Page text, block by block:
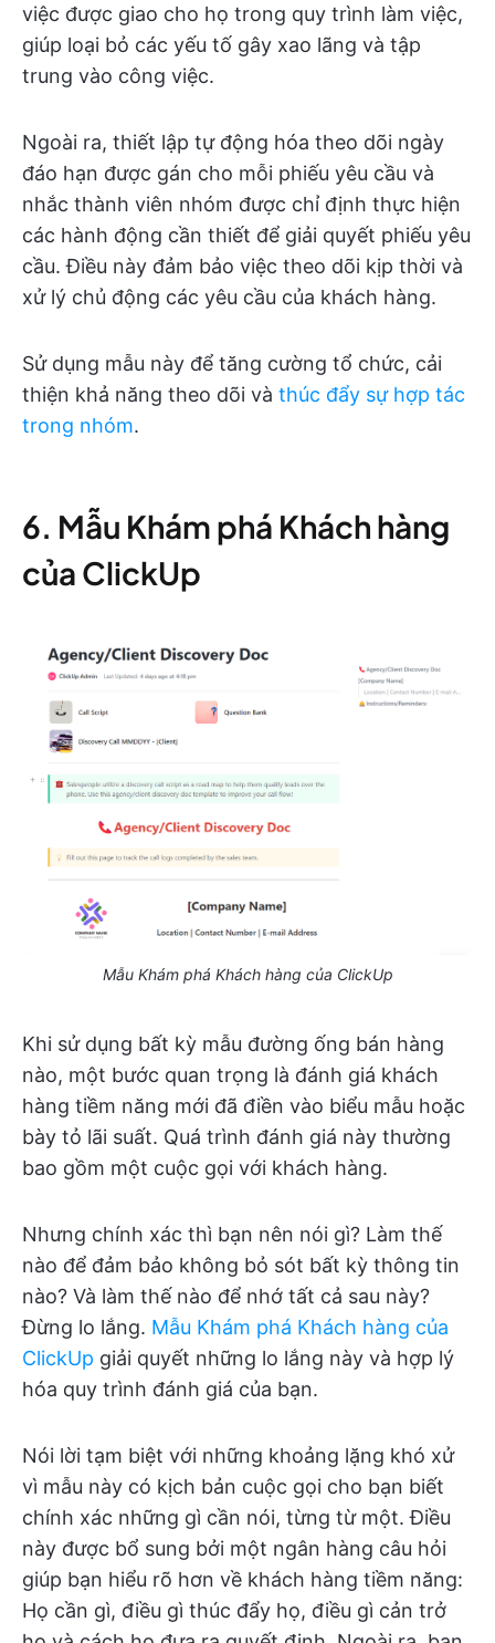
việc được giao cho họ trong quy trình làm việc,
giúp loại bỏ các yếu tố gây xao lãng và tập
trung vào công việc.
Ngoài ra, thiết lập tự động hóa theo dõi ngày
đáo hạn được gán cho mỗi phiếu yêu cầu và
nhắc thành viên nhóm được chỉ định thực hiện
các hành động cần thiết để giải quyết phiếu yêu
cầu. Điều này đảm bảo việc theo dõi kịp thời và
xử lý chủ động các yêu cầu của khách hàng.
Sử dụng mẫu này để tăng cường tổ chức, cải
thiện khả năng theo dõi và thúc đẩy sự hợp tác
trong nhóm.
6. Mẫu Khám phá Khách hàng
của ClickUp
Mẫu Khám phá Khách hàng của ClickUp
Khi sử dụng bất kỳ mẫu đường ống bán hàng
nào, một bước quan trọng là đánh giá khách
hàng tiềm năng mới đã điền vào biểu mẫu hoặc
bày tỏ lãi suất. Quá trình đánh giá này thường
bao gồm một cuộc gọi với khách hàng.
Nhưng chính xác thì bạn nên nói gì? Làm thế
nào để đảm bảo không bỏ sót bất kỳ thông tin
nào? Và làm thế nào để nhớ tất cả sau này?
Đừng lo lắng. Mẫu Khám phá Khách hàng của
ClickUp giải quyết những lo lắng này và hợp lý
hóa quy trình đánh giá của bạn.
Nói lời tạm biệt với những khoảng lặng khó xử
vì mẫu này có kịch bản cuộc gọi cho bạn biết
chính xác những gì cần nói, từng từ một. Điều
này được bổ sung bởi một ngân hàng câu hỏi
giúp bạn hiểu rõ hơn về khách hàng tiềm năng:
Họ cần gì, điều gì thúc đẩy họ, điều gì cản trở